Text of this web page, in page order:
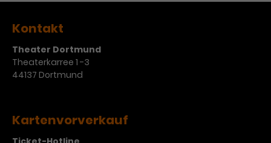
Kontakt
Theater Dortmund
Theaterkarree 1 -3
44137 Dortmund
Kartenvorverkauf